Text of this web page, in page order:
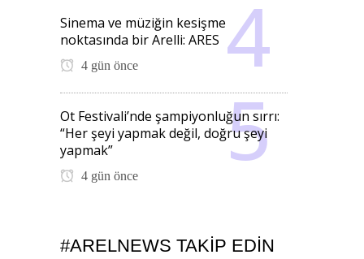
Sinema ve müziğin kesişme
noktasında bir Arelli: ARES
4 gün önce
Ot Festivali’nde şampiyonluğun sırrı:
“Her şeyi yapmak değil, doğru şeyi
yapmak”
4 gün önce
#ARELNEWS TAKIP EDIN